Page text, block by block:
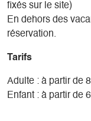
fixés sur le site)
En dehors des
réservation.
Tarifs
Adulte : à partir de
Enfant : à partir de